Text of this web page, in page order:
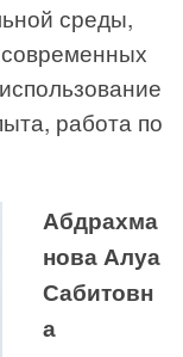
среды,
работа по
Абдрахма
нова Алуа
Сабитовн
а